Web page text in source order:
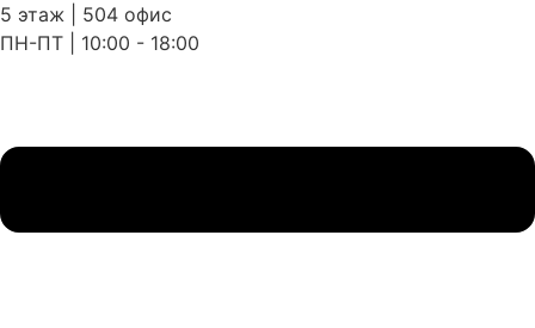
5 этаж | 504 офис
ПН-ПТ | 10:00 - 18:00